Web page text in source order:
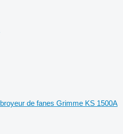
broyeur de fanes Grimme KS 1500A